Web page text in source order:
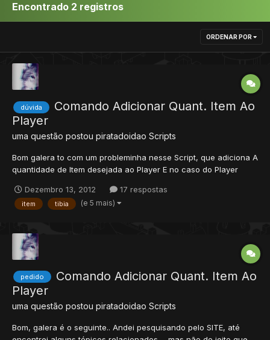
Encontrado 2 registros
ORDENAR POR
dúvida
Comando Adicionar Quant. Item Ao
Player
uma questão postou piratadoidao Scripts
Bom galera to com um probleminha nesse Script, que adiciona A
quantidade de Item desejada ao Player E no caso do Player
um erro.. Aqui esta o Script: E este é o ERRO que está dando...
Quando mando /additem ... Tudo ce...
Dezembro 13, 2012 17 respostas
item tibia (e 5 mais)
pedido
Comando Adicionar Quant. Item Ao
Player
uma questão postou piratadoidao Scripts
Bom, galera é o seguinte.. Andei pesquisando pelo SITE, até